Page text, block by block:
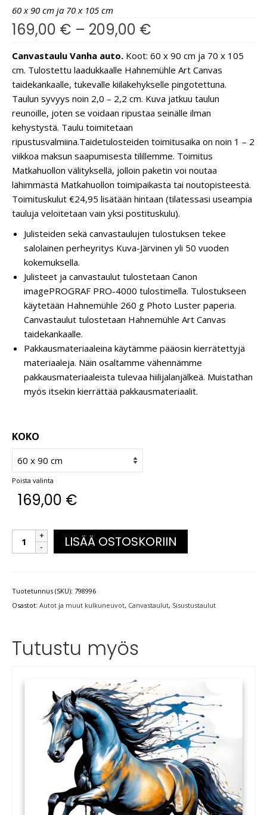
60 x 90 cm ja 70 x 105 cm
169,00 € – 209,00 €
Canvastaulu Vanha auto. Koot: 60 x 90 cm ja 70 x 105
cm. Tulostettu laadukkaalle Hahnemühle Art Canvas
taidekankaalle, tukevalle kiilakehykselle pingotettuna.
Taulun syvyys noin 2,0 – 2,2 cm. Kuva jatkuu taulun
reunoille, joten se voidaan ripustaa seinälle ilman
kehystystä. Taulu toimitetaan
ripustusvalmiina.Taidetulosteiden toimitusaika on noin 1 – 2
viikkoa maksun saapumisesta tilillemme. Toimitus
Matkahuollon välityksellä, jolloin paketin voi noutaa
lähimmästä Matkahuollon toimipaikasta tai noutopisteestä.
Toimituskulut €24,95 lisätään hintaan (tilatessasi useampia
tauluja veloitetaan vain yksi postituskulu).
Julisteiden sekä canvastaulujen tulostuksen tekee
salolainen perheyritys Kuva-Järvinen yli 50 vuoden
kokemuksella.
Julisteet ja canvastaulut tulostetaan Canon
imagePROGRAF PRO-4000 tulostimella. Tulostukseen
käytetään Hahnemühle 260 g Photo Luster paperia.
Canvastaulut tulostetaan Hahnemühle Art Canvas
taidekankaalle.
Pakkausmateriaaleina käytämme pääosin kierrätettyjä
materiaaleja. Näin osaltamme vähennämme
pakkausmateriaaleista tulevaa hiilijalanjälkeä. Muistathan
myös itsekin kierrättää pakkausmateriaalit.
KOKO
Poista valinta
169,00 €
LISÄÄ OSTOSKORIIN
Tuotetunnus (SKU): 798996
Osastot: Autot ja muut kulkuneuvot, Canvastaulut, Sisustustaulut
Tutustu myös